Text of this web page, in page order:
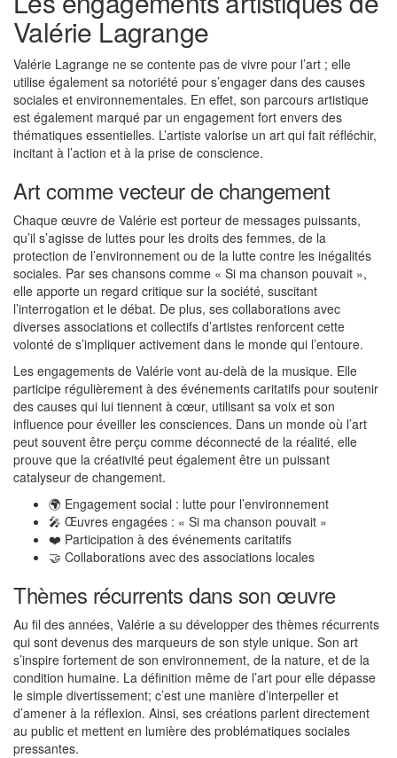
Valérie Lagrange
Valérie Lagrange ne se contente pas de vivre pour l’art ; elle
utilise également sa notoriété pour s’engager dans des causes
sociales et environnementales. En effet, son parcours artistique
est également marqué par un engagement fort envers des
thématiques essentielles. L’artiste valorise un art qui fait réfléchir,
incitant à l’action et à la prise de conscience.
Art comme vecteur de changement
Chaque œuvre de Valérie est porteur de messages puissants,
qu’il s’agisse de luttes pour les droits des femmes, de la
protection de l’environnement ou de la lutte contre les inégalités
sociales. Par ses chansons comme « Si ma chanson pouvait »,
elle apporte un regard critique sur la société, suscitant
l’interrogation et le débat. De plus, ses collaborations avec
diverses associations et collectifs d’artistes renforcent cette
volonté de s’impliquer activement dans le monde qui l’entoure.
Les engagements de Valérie vont au-delà de la musique. Elle
participe régulièrement à des événements caritatifs pour soutenir
des causes qui lui tiennent à cœur, utilisant sa voix et son
influence pour éveiller les consciences. Dans un monde où l’art
peut souvent être perçu comme déconnecté de la réalité, elle
prouve que la créativité peut également être un puissant
catalyseur de changement.
🌍 Engagement social : lutte pour l’environnement
🎤 Œuvres engagées : « Si ma chanson pouvait »
❤️ Participation à des événements caritatifs
🤝 Collaborations avec des associations locales
Thèmes récurrents dans son œuvre
Au fil des années, Valérie a su développer des thèmes récurrents
qui sont devenus des marqueurs de son style unique. Son art
s’inspire fortement de son environnement, de la nature, et de la
condition humaine. La définition même de l’art pour elle dépasse
le simple divertissement; c’est une manière d’interpeller et
d’amener à la réflexion. Ainsi, ses créations parlent directement
au public et mettent en lumière des problématiques sociales
pressantes.